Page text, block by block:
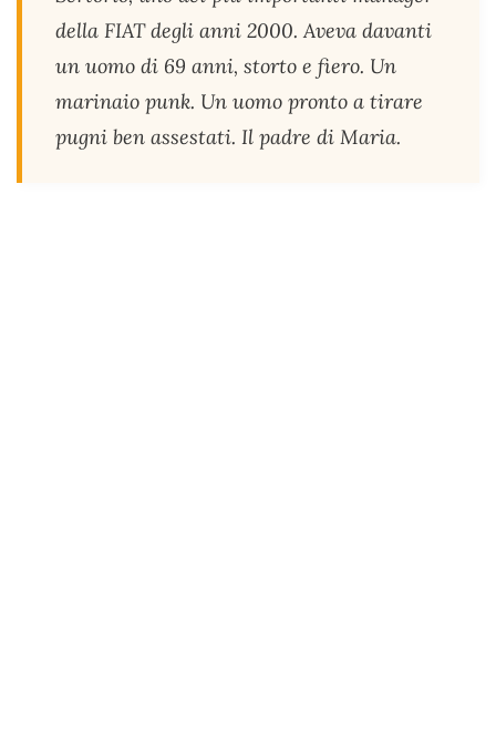
della FIAT degli anni 2000. Aveva davanti
un uomo di 69 anni, storto e fiero. Un
marinaio punk. Un uomo pronto a tirare
pugni ben assestati. Il padre di Maria.